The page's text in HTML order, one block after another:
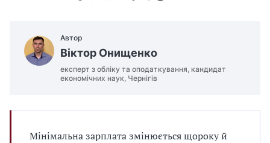
Автор
Віктор Онищенко
експерт з обліку та оподаткування, кандидат
економічних наук, Чернігів
Мінімальна зарплата змінюється щороку й